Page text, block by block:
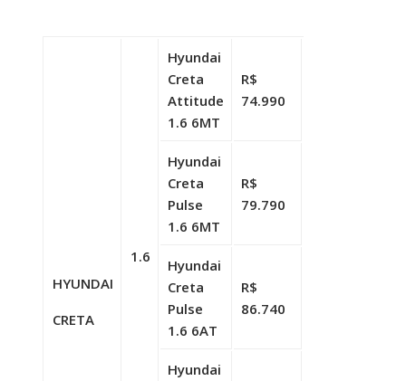
HYUNDAI
CRETA
1.6
Hyundai
Creta
Attitude
1.6 6MT
R$
74.990
Hyundai
Creta
Pulse
1.6 6MT
R$
79.790
Hyundai
Creta
Pulse
1.6 6AT
R$
86.740
Hyundai